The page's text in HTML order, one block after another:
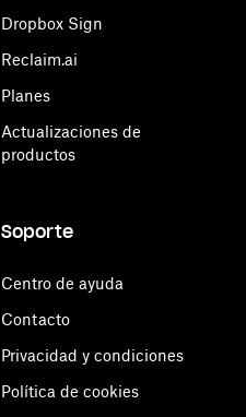
Dropbox Sign
Reclaim.ai
Planes
Actualizaciones de
productos
Soporte
Centro de ayuda
Contacto
Privacidad y condiciones
Política de cookies